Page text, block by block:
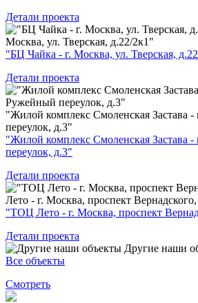
Детали проекта
Москва, ул. Тверская, д.22/2к1"
"БЦ Чайка - г. Москва, ул. Тверская,
Детали проекта
"Жилой комплекс Смоленская Застава
переулок, д.3"
"Жилой комплекс Смоленская Застава
переулок, д.3"
Детали проекта
Лето - г. Москва, проспект
"ТОЦ Лето - г. Москва, проспект
Детали проекта
Другие наши
Все объекты
Смотреть